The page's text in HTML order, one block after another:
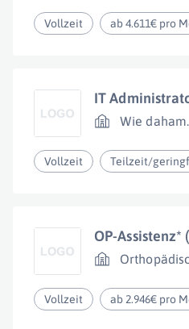
Vollzeit ab 4.611€ pro
IT
Wie
Vollzeit Teilzeit/
OP-
Vollzeit ab 2.946€ pro